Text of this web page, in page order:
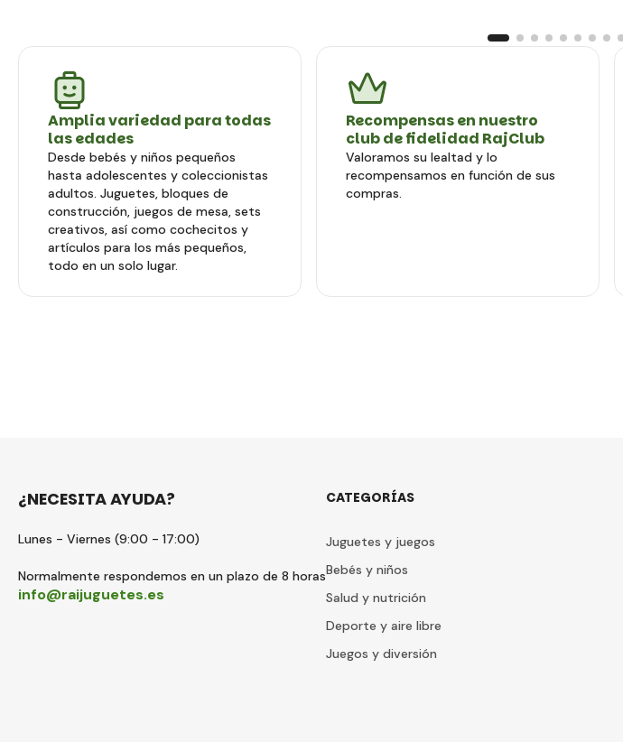
Amplia variedad para todas
las edades
Desde bebés y niños pequeños
hasta adolescentes y coleccionistas
adultos. Juguetes, bloques de
construcción, juegos de mesa, sets
creativos, así como cochecitos y
artículos para los más pequeños,
todo en un solo lugar.
Recompensas en nuestro
club de fidelidad RajClub
Valoramos su lealtad y lo
recompensamos en función de sus
compras.
¿NECESITA AYUDA?
Lunes - Viernes (9:00 - 17:00)
Normalmente respondemos en un plazo de 8 horas
info@raijuguetes.es
CATEGORÍAS
Juguetes y juegos
Bebés y niños
Salud y nutrición
Deporte y aire libre
Juegos y diversión